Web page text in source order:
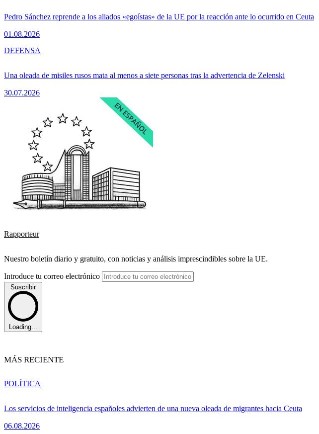
Pedro Sánchez reprende a los aliados «egoístas» de la UE por la reacción ante lo ocurrido en Ceuta
01.08.2026
Una oleada de misiles rusos mata al menos a siete personas tras la advertencia de Zelenski
30.07.2026
DEFENSA
Rapporteur
Nuestro boletín diario y gratuito, con noticias y análisis imprescindibles sobre la UE.
Introduce tu correo electrónico
Suscribir
Loading...
MÁS RECIENTE
Los servicios de inteligencia españoles advierten de una nueva oleada de migrantes hacia Ceuta
06.08.2026
POLÍTICA